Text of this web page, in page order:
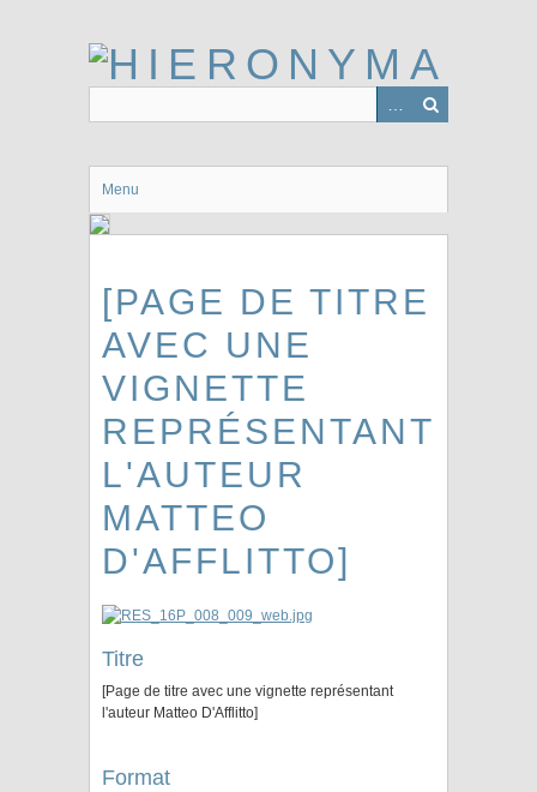
Menu
[PAGE DE TITRE
AVEC UNE
VIGNETTE
REPRÉSENTANT
L'AUTEUR
MATTEO
D'AFFLITTO]
Titre
[Page de titre avec une vignette représentant
l'auteur Matteo D'Afflitto]
Format